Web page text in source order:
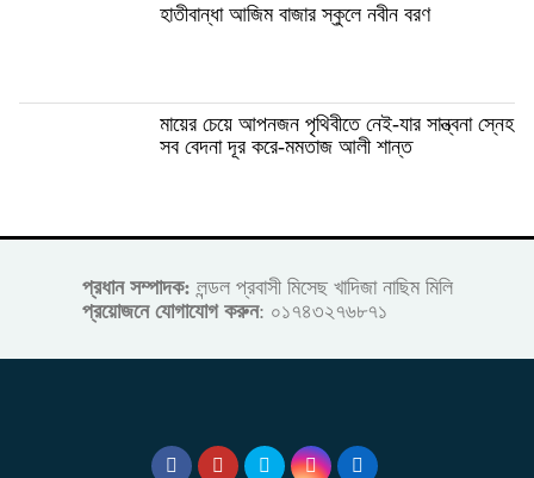
হাতীবান্ধা আজিম বাজার স্কুলে নবীন বরণ
মায়ের চেয়ে আপনজন পৃথিবীতে নেই-যার সান্ত্বনা স্নেহ
সব বেদনা দূর করে-মমতাজ আলী শান্ত
প্রধান সম্পাদক: লন্ডল প্রবাসী মিসেছ খাদিজা নাছিম মিলি
প্রয়োজনে যোগাযোগ করুন: ০১৭৪৩২৭৬৮৭১